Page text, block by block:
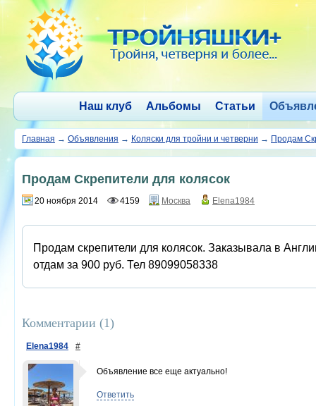
Наш клуб Альбомы Статьи
Главная → Объявления → Коляски для тройни и четверни → Продам
Продам Скрепители для колясок
20 ноября 2014 4159 Москва Elena1984
Продам скрепители для колясок. Заказывала в
отдам за 900 руб. Тел 89099058338
Комментарии (1)
Elena1984 #
Объявление все еще актуально!
Ответить